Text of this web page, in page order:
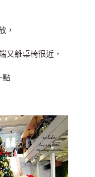
，
又離桌椅很近，
點